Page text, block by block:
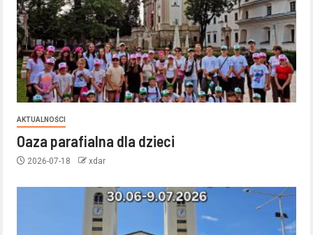
AKTUALNOŚCI
Oaza parafialna dla dzieci
2026-07-18 xdar